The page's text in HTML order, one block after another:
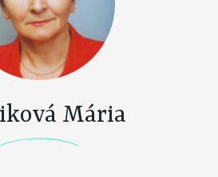
Mária